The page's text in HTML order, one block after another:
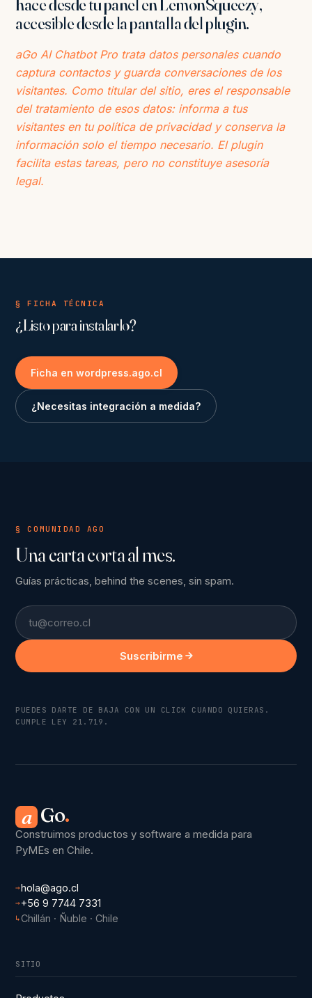
hace desde tu panel en LemonSqueezy,
accesible desde la pantalla del plugin.
aGo AI Chatbot Pro trata datos personales cuando
captura contactos y guarda conversaciones de los
visitantes. Como titular del sitio, eres el responsable
del tratamiento de esos datos: informa a tus
visitantes en tu política de privacidad y conserva la
información solo el tiempo necesario. El plugin
facilita estas tareas, pero no constituye asesoría
legal.
§ FICHA TÉCNICA
¿Listo para instalarlo?
Ficha en wordpress.ago.cl
¿Necesitas integración a medida?
§ COMUNIDAD AGO
Una carta corta al mes.
Guías prácticas, behind the scenes, sin spam.
Email
Suscribirme
PUEDES DARTE DE BAJA CON UN CLICK CUANDO QUIERAS.
CUMPLE LEY 21.719.
a Go.
Construimos productos y software a medida para
PyMEs en Chile.
→hola@ago.cl
→ +56 9 7744 7331
↳Chillán · Ñuble · Chile
SITIO